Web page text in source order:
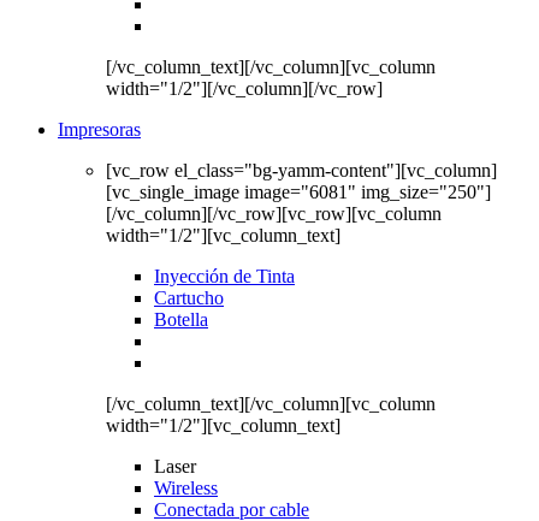
[/vc_column_text][/vc_column][vc_column
width="1/2"][/vc_column][/vc_row]
Impresoras
[vc_row el_class="bg-yamm-content"][vc_column]
[vc_single_image image="6081" img_size="250"]
[/vc_column][/vc_row][vc_row][vc_column
width="1/2"][vc_column_text]
Inyección de Tinta
Cartucho
Botella
[/vc_column_text][/vc_column][vc_column
width="1/2"][vc_column_text]
Laser
Wireless
Conectada por cable